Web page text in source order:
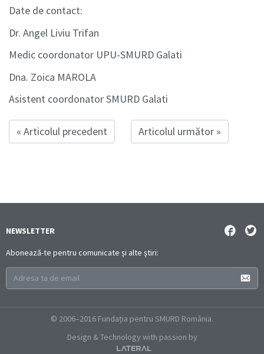
Date de contact:
Dr. Angel Liviu Trifan
Medic coordonator UPU-SMURD Galati
Dna. Zoica MAROLA
Asistent coordonator SMURD Galati
« Articolul precedent Articolul următor »
NEWSLETTER
Abonează-te pentru comunicate și alte știri:
© 2006–2016 Fundația pentru SMURD România.
Design & Technology with passion by